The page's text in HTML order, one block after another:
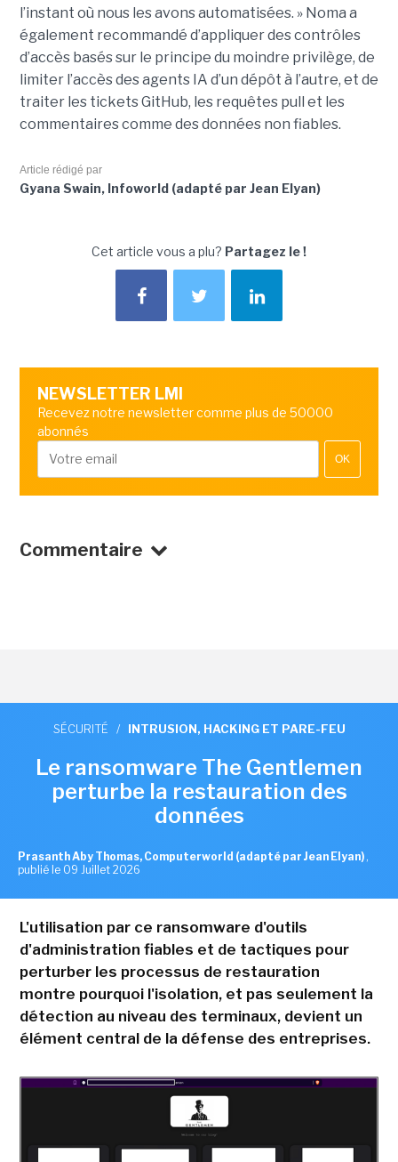
l’instant où nous les avons automatisées. » Noma a
également recommandé d’appliquer des contrôles
d’accès basés sur le principe du moindre privilège, de
limiter l’accès des agents IA d’un dépôt à l’autre, et de
traiter les tickets GitHub, les requêtes pull et les
commentaires comme des données non fiables.
Article rédigé par
Gyana Swain, Infoworld (adapté par Jean Elyan)
Cet article vous a plu? Partagez le !
NEWSLETTER LMI
Recevez notre newsletter comme plus de 50000
abonnés
OK
Commentaire
SÉCURITÉ / INTRUSION, HACKING ET PARE-FEU
Le ransomware The Gentlemen
perturbe la restauration des
données
Prasanth Aby Thomas, Computerworld (adapté par Jean Elyan) ,
publié le 09 Juillet 2026
L'utilisation par ce ransomware d'outils
d'administration fiables et de tactiques pour
perturber les processus de restauration
montre pourquoi l'isolation, et pas seulement la
détection au niveau des terminaux, devient un
élément central de la défense des entreprises.